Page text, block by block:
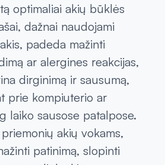
optimaliai akių būklės
dažnai naudojami
padeda mažinti
ar alergines reakcijas,
dirginimą ir sausumą,
prie kompiuterio ar
laiko sausose patalpose.
akių vokams,
patinimą, slopinti